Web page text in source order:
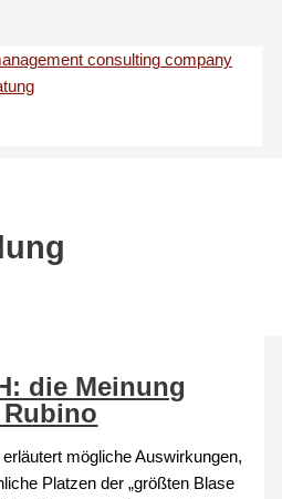
die Meinung
mögliche Auswirkungen,
Platzen der „größten Blase